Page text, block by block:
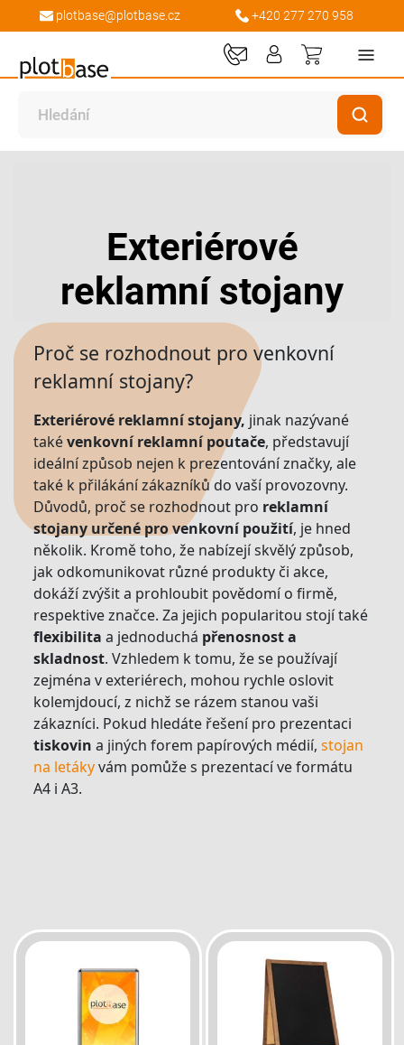
plotbase@plotbase.cz +420 277 270 958
Můj košík
Exteriérové
reklamní stojany
Proč se rozhodnout pro venkovní
reklamní stojany?
Exteriérové reklamní stojany, jinak nazývané
takévenkovní reklamní poutače, představují
ideální způsob nejen k prezentování značky, ale
také k přilákání zákazníků do vaší provozovny.
Důvodů, proč se rozhodnout pro reklamní
stojany určené pro venkovní použití, je hned
několik. Kromě toho, že nabízejí skvělý způsob,
jak odkomunikovat různé produkty či akce,
dokáží zvýšit a prohloubit povědomí o firmě,
respektive značce. Za jejich popularitou stojí také
flexibilita a jednoduchá přenosnost a
skladnost. Vzhledem k tomu, že se používají
zejména v exteriérech, mohou rychle oslovit
kolemjdoucí, z nichž se rázem stanou vaši
zákazníci. Pokud hledáte řešení pro prezentaci
tiskovin a jiných forem papírových médií, stojan
na letákyvám pomůže s prezentací ve formátu
A4 i A3.